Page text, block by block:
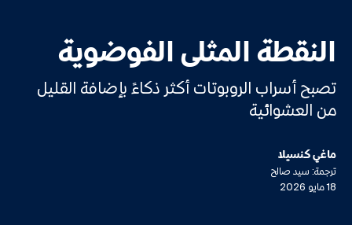
النقطة المثلى الفوضوية
تصبح أسراب الروبوتات أكثر ذكاءً بإضافة القليل
من العشوائية
ماغي كنسيلا
ترجمة: سيد صالح
18 مايو 2026